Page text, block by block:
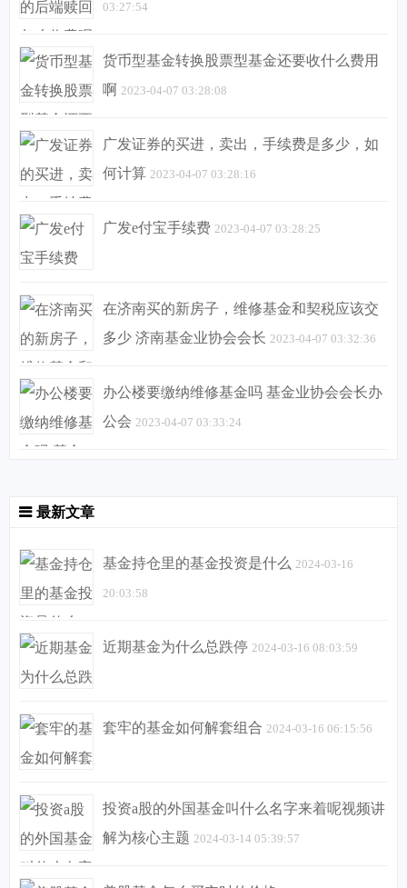
03:27:54
货币型基金转换股票型基金还要收什么费用
啊 2023-04-07 03:28:08
广发证券的买进，卖出，手续费是多少，如
何计算 2023-04-07 03:28:16
广发e付宝手续费 2023-04-07 03:28:25
在济南买的新房子，维修基金和契税应该交
多少 济南基金业协会会长 2023-04-07 03:32:36
办公楼要缴纳维修基金吗 基金业协会会长办
公会 2023-04-07 03:33:24
最新文章
基金持仓里的基金投资是什么 2024-03-16
20:03:58
近期基金为什么总跌停 2024-03-16 08:03:59
套牢的基金如何解套组合 2024-03-16 06:15:56
投资a股的外国基金叫什么名字来着呢视频讲
解为核心主题 2024-03-14 05:39:57